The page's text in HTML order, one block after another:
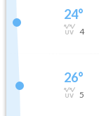
24°
4
26°
5